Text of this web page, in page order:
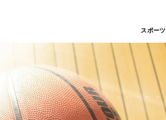
スポーツ